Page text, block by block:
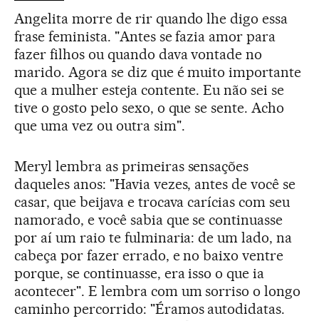
Angelita morre de rir quando lhe digo essa
frase feminista. "Antes se fazia amor para
fazer filhos ou quando dava vontade no
marido. Agora se diz que é muito importante
que a mulher esteja contente. Eu não sei se
tive o gosto pelo sexo, o que se sente. Acho
que uma vez ou outra sim".
Meryl lembra as primeiras sensações
daqueles anos: "Havia vezes, antes de você se
casar, que beijava e trocava carícias com seu
namorado, e você sabia que se continuasse
por aí um raio te fulminaria: de um lado, na
cabeça por fazer errado, e no baixo ventre
porque, se continuasse, era isso o que ia
acontecer". E lembra com um sorriso o longo
caminho percorrido: "Éramos autodidatas.